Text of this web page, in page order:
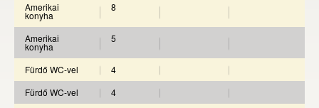
Amerikai
konyha
8
Amerikai
konyha
5
Fürdő WC-vel
4
Fürdő WC-vel
4